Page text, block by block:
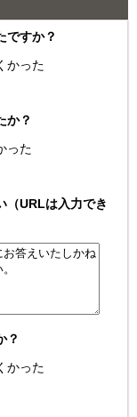
ですか？
かった
か？
った
（URLは入力でき
？
かった